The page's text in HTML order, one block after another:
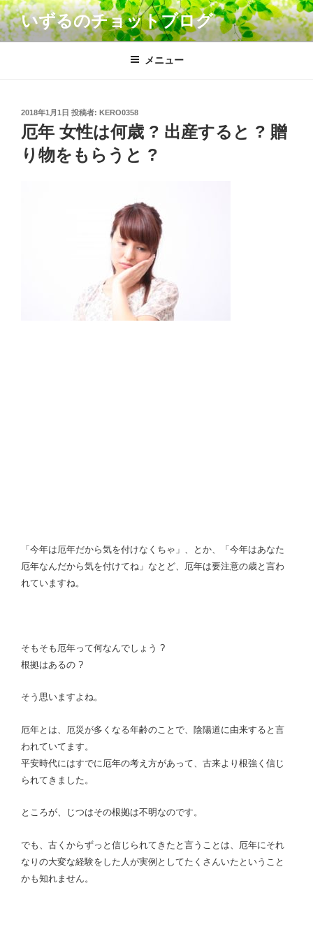
コ
ン
テ
いずるのチョットブログ
メニュー
投
稿
日:
2018年1月1日 投稿者: KERO0358
厄年 女性は何歳 ? 出産すると ? 贈
り物をもらうと ?
「今年は厄年だから気を付けなくちゃ」、とか、「今年はあなた
厄年なんだから気を付けてね」なとど、厄年は要注意の歳と言わ
れていますね。
そもそも厄年って何なんでしょう ?
根拠はあるの ?
そう思いますよね。
厄年とは、厄災が多くなる年齢のことで、陰陽道に由来すると言
われていてます。
平安時代にはすでに厄年の考え方があって、古来より根強く信じ
られてきました。
ところが、じつはその根拠は不明なのです。
でも、古くからずっと信じられてきたと言うことは、厄年にそれ
なりの大変な経験をした人が実例としてたくさんいたということ
かも知れません。